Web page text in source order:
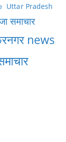
Uttar Pradesh
समाचार
news